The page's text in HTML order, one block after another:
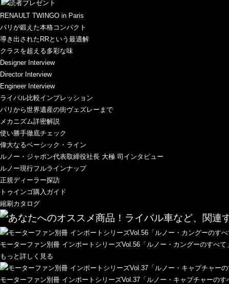
RENAULT TWINGO in Paris
パリが鍛えた本格コンパクト
導き出されたRRという最適解
クラスを超える多彩な味
Designer Interview
Director Interview
Engineer Interview
ライバル比較インプレッション
パリから世界遺産の街ヴェズレーまで
メカニズム詳密解説
使い勝手徹底チェック
偉大なるベーシック・ライン
ルノー・ジャポン代表取締役社長 大極 司インタビュー
ルノー現行フルラインナップ
正規ディーラー探訪
トゥインゴ購入ガイド
縮刷カタログ
モーターファン別冊 インポートシリーズVol.56「ルノー・カングーのすべて
もっと詳しく見る
モーターファン別冊 インポートシリーズVol.37「ルノー・キャプチャーのす